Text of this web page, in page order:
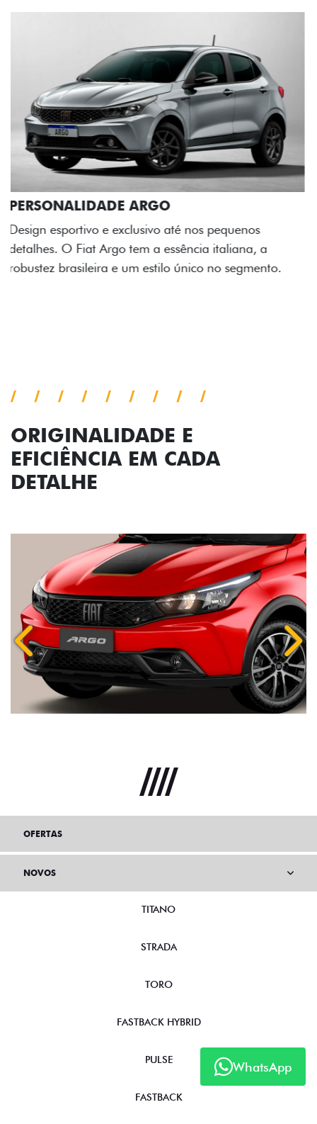
ORIGINALIDADE E
EFICIÊNCIA EM CADA
DETALHE
Anterior
WhatsApp
OFERTAS
NOVOS
TITANO
STRADA
TORO
FASTBACK HYBRID
PULSE
FASTBACK